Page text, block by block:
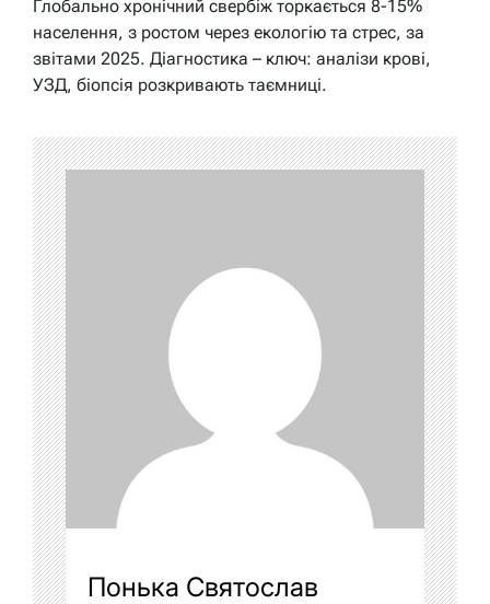
Глобально хронічний свербіж торкається 8-15%
населення, з ростом через екологію та стрес, за
звітами 2025. Діагностика – ключ: аналізи крові,
УЗД, біопсія розкривають таємниці.
Понька Святослав